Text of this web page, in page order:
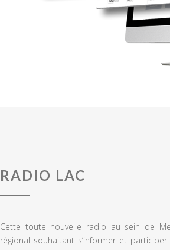
RADIO LAC
Cette toute nouvelle radio au sein de
régional souhaitant s’informer et